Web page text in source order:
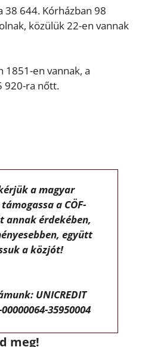
644. Kórházban 98
közülük 22-en vannak
1851-en vannak, a
920-ra nőtt.
a magyar
a CÖF-
annak érdekében,
együtt
a közjót!
UNICREDIT
35950004
meg!